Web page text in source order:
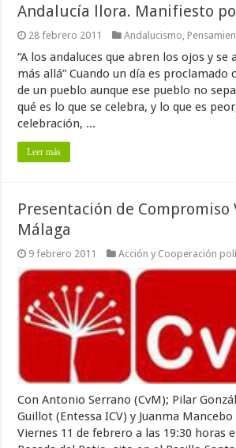
Andalucía llora. Manifiesto
28 febrero 2011 Andalucismo
“A los andaluces que abren los ojos y
más allá” Cuando un día es proclamado
de un pueblo aunque ese pueblo no
qué es lo que se celebra, y lo que es
celebración, ...
Leer más
Presentación de Compromiso
Málaga
9 febrero 2011 Acción y Cooperación
Con Antonio Serrano (CvM); Pilar
Guillot (Entessa ICV) y Juanma
Viernes 11 de febrero a las 19:30 horas